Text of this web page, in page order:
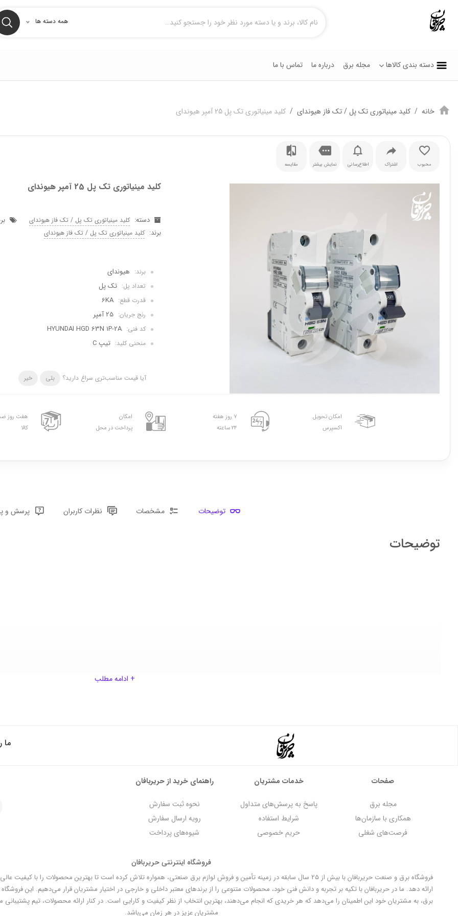
همه دسته ها
دسته بندی کالاها مجله برق درباره ما تماس با ما
خانه کلید مینیاتوری تک پل / تک فاز هیوندای کلید مینیاتوری تک پل 25 آمپر هیوندای
محبوب اشتراک اطلاع‌رسانی نمایش بیشتر مقایسه
کلید مینیاتوری تک پل 25 آمپر هیوندای
دسته: کلید مینیاتوری تک پل / تک فاز هیوندای
برند: کلید مینیاتوری تک پل / تک فاز هیوندای
برند: هیوندای
تعداد پل: تک پل
قدرت قطع: 6KA
رنج جریان: 25 آمپر
کد فنی: HYUNDAI HGD 63N 1P-2A
منحنی کلید: تیپ C
آیا قیمت مناسب‌تری سراغ دارید؟ بلی خیر
امکان تحویل
اکسپرس
۷ روز هفته
۲۴ ساعته
امکان
پرداخت در محل
هفت روز
کالا
توضیحات مشخصات نظرات کاربران پرسش و
توضیحات
+ ادامه مطلب
ما
صفحات
مجله برق
همکاری با سازمان‌ها
فرصت‌های شغلی
خدمات مشتریان
پاسخ به پرسش‌های متداول
شرایط استفاده
حریم خصوصی
راهنمای خرید از حریربافان
نحوه ثبت سفارش
رویه ارسال سفارش
شیوه‌های پرداخت
فروشگاه اینترنتی حریربافان
فروشگاه برق و صنعت حریربافان با بیش از 25 سال سابقه در زمینه تأمین و فروش لوازم برق صنعتی، همواره تلاش کرده است تا بهترین محصولات را
ارائه دهد. ما در حریربافان با تکیه بر تجربه و دانش فنی خود، محصولات متنوعی را از برندهای معتبر داخلی و خارجی در اختیار مشتریان قرار می‌دهیم. این
برق، به مشتریان خود این اطمینان را می‌دهد که هر خریدی که انجام می‌دهند، بهترین انتخاب از نظر کیفیت و کارایی است. در کنار ارائه محصولات، تیم پشتیبانی
مشتریان عزیز در هر زمان می‌باشد.